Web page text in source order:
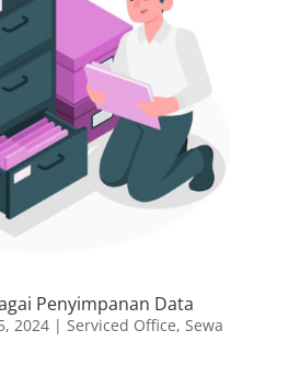
Penyimpanan Data
2024| Serviced Office, Sewa